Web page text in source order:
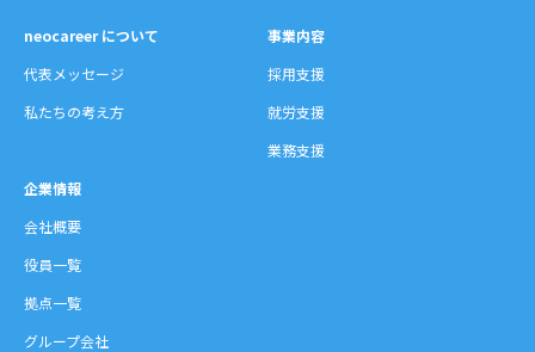
neocareer について
代表メッセージ
私たちの考え方
事業内容
採用支援
就労支援
業務支援
企業情報
会社概要
役員一覧
拠点一覧
グループ会社